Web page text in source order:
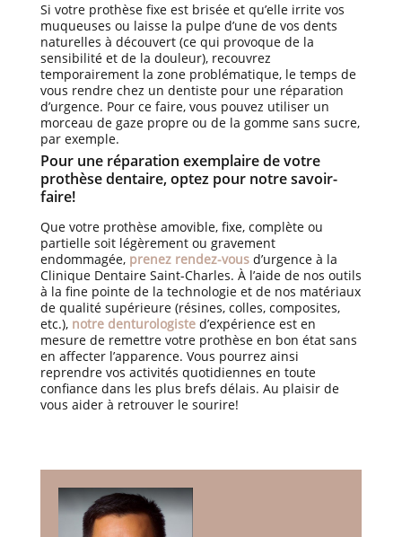
Si votre prothèse fixe est brisée et qu’elle irrite vos
muqueuses ou laisse la pulpe d’une de vos dents
naturelles à découvert (ce qui provoque de la
sensibilité et de la douleur), recouvrez
temporairement la zone problématique, le temps de
vous rendre chez un dentiste pour une réparation
d’urgence. Pour ce faire, vous pouvez utiliser un
morceau de gaze propre ou de la gomme sans sucre,
par exemple.
Pour une réparation exemplaire de votre
prothèse dentaire, optez pour notre savoir-
faire!
Que votre prothèse amovible, fixe, complète ou
partielle soit légèrement ou gravement
endommagée, prenez rendez-vous d’urgence à la
Clinique Dentaire Saint-Charles. À l’aide de nos outils
à la fine pointe de la technologie et de nos matériaux
de qualité supérieure (résines, colles, composites,
etc.), notre denturologiste d’expérience est en
mesure de remettre votre prothèse en bon état sans
en affecter l’apparence. Vous pourrez ainsi
reprendre vos activités quotidiennes en toute
confiance dans les plus brefs délais. Au plaisir de
vous aider à retrouver le sourire!